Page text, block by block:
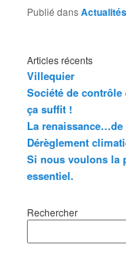
Publié dansActualités
Articles récents
Villequier
Société de
ça suffit !
La
Dérèglement
Si nous voulons la
essentiel.
Rechercher